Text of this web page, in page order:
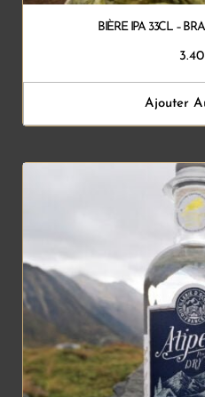
BIÈRE IPA 33CL –
3.40
Ajouter